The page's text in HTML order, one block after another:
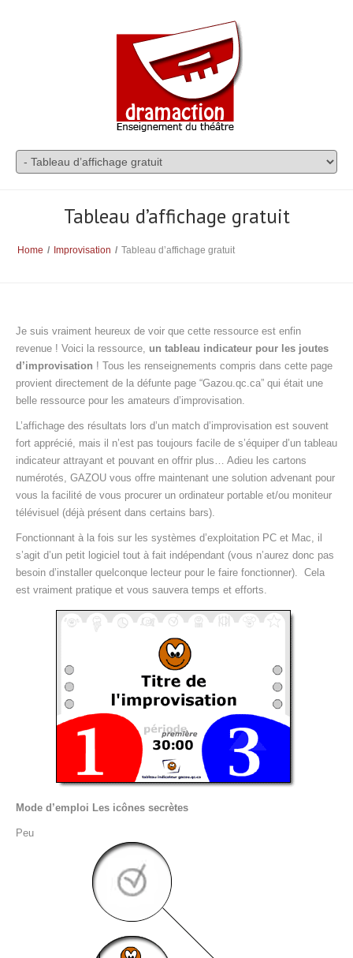
Tableau d’affichage gratuit
Home / Improvisation / Tableau d’affichage gratuit
Je suis vraiment heureux de voir que cette ressource est enfin
revenue ! Voici la ressource, un tableau indicateur pour les joutes
d’improvisation ! Tous les renseignements compris dans cette page
provient directement de la défunte page “Gazou.qc.ca” qui était une
belle ressource pour les amateurs d’improvisation.
L’affichage des résultats lors d’un match d’improvisation est souvent
fort apprécié, mais il n’est pas toujours facile de s’équiper d’un tableau
indicateur attrayant et pouvant en offrir plus… Adieu les cartons
numérotés, GAZOU vous offre maintenant une solution advenant pour
vous la facilité de vous procurer un ordinateur portable et/ou moniteur
télévisuel (déjà présent dans certains bars).
Fonctionnant à la fois sur les systèmes d’exploitation PC et Mac, il
s’agit d’un petit logiciel tout à fait indépendant (vous n’aurez donc pas
besoin d’installer quelconque lecteur pour le faire fonctionner). Cela
est vraiment pratique et vous sauvera temps et efforts.
Mode d’emploi Les icônes secrètes
Peu